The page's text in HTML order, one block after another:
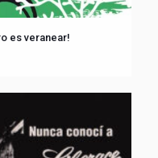
es veranear!